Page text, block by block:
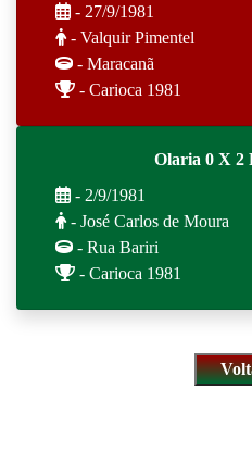
- 27/9/1981
- Valquir Pimentel
- Maracanã
- Carioca 1981
Olaria 0 X 2
- 2/9/1981
- José Carlos de Moura
- Rua Bariri
- Carioca 1981